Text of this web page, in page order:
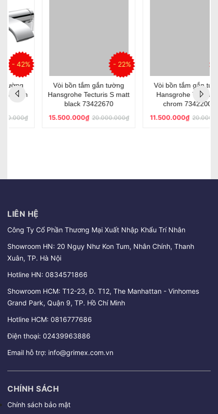
Vòi bồn tắm gắn tường
Hansgrohe Tecturis S matt
black 73422670
15.500.000₫20.000.000₫
Vòi bồn tắm gắn tường
Hansgrohe Tecturis S
chrom 73422000
11.500.000₫20.000.000₫
LIÊN HỆ
Công Ty Cổ Phần Thương Mại Xuất Nhập Khẩu Trí Nhân
Showroom HN: 20 Ngụy Như Kon Tum, Nhân Chính, Thanh
Xuân, TP. Hà Nội
Hotline HN: 0834571866
Showroom HCM: T12-23, Đ. T12, The Manhattan - Vinhomes
Grand Park, Quận 9, TP. Hồ Chí Minh
Hotline HCM: 0816777686
Điện thoại: 02439963886
Email hỗ trợ: info@grimex.com.vn
CHÍNH SÁCH
Chính sách bảo mật